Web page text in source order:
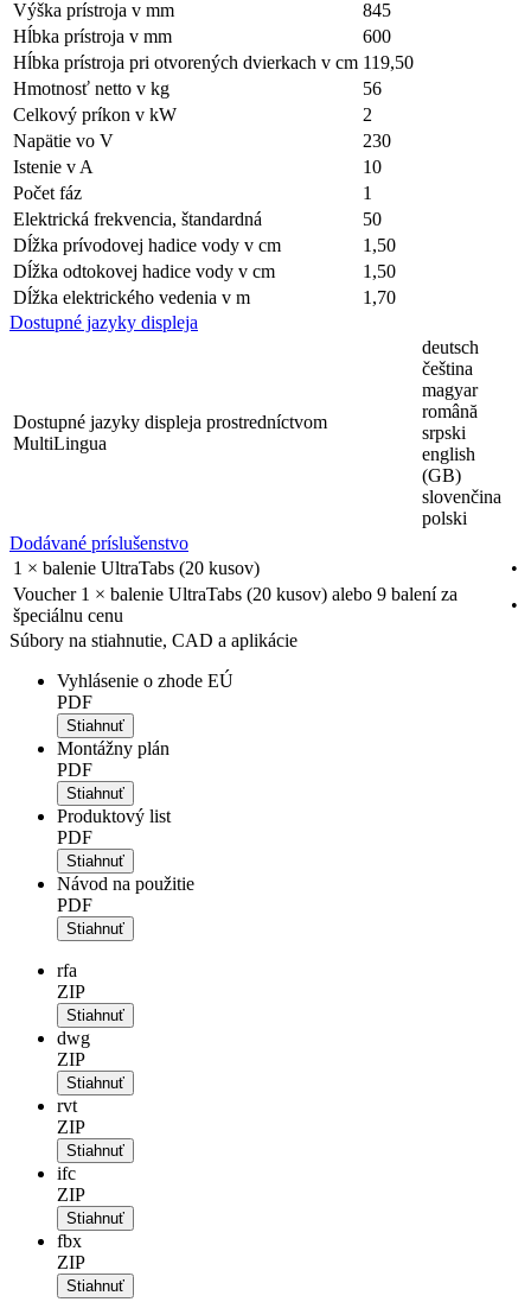
Výška prístroja v mm
845
Hĺbka prístroja v mm
600
Hĺbka prístroja pri otvorených dvierkach v cm 119,50
Hmotnosť netto v kg
56
Celkový príkon v kW
2
Napätie vo V
230
Istenie v A
10
Počet fáz
1
Elektrická frekvencia, štandardná
50
Dĺžka prívodovej hadice vody v cm
1,50
Dĺžka odtokovej hadice vody v cm
1,50
Dĺžka elektrického vedenia v m
1,70
Dostupné jazyky displeja
Dostupné jazyky displeja prostredníctvom
MultiLingua
deutsch
čeština
magyar
română
srpski
english
(GB)
slovenčina
polski
Dodávané príslušenstvo
1 × balenie UltraTabs (20 kusov)
•
Voucher 1 × balenie UltraTabs (20 kusov) alebo 9 balení za
špeciálnu cenu
•
Súbory na stiahnutie, CAD a aplikácie
Vyhlásenie o zhode EÚ
PDF
Stiahnuť
Montážny plán
PDF
Stiahnuť
Produktový list
PDF
Stiahnuť
Návod na použitie
PDF
Stiahnuť
rfa
ZIP
Stiahnuť
dwg
ZIP
Stiahnuť
rvt
ZIP
Stiahnuť
ifc
ZIP
Stiahnuť
fbx
ZIP
Stiahnuť